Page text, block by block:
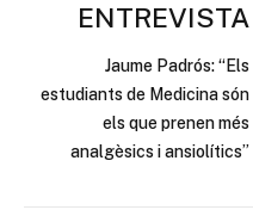
ENTREVISTA
Jaume Padrós: “Els
estudiants de Medicina són
els que prenen més
analgèsics i ansiolítics”